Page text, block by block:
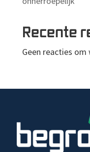
Recente
Geen reacties om